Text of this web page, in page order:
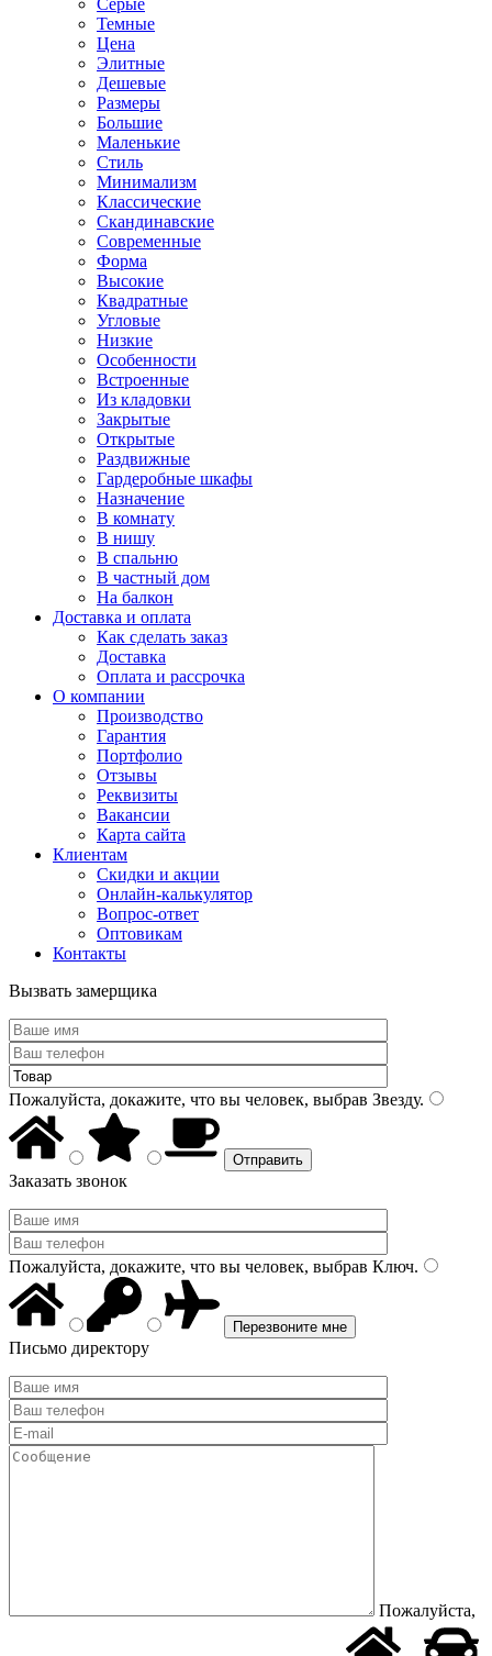
Серые
Темные
Цена
Элитные
Дешевые
Размеры
Большие
Маленькие
Стиль
Минимализм
Классические
Скандинавские
Современные
Форма
Высокие
Квадратные
Угловые
Низкие
Особенности
Встроенные
Из кладовки
Закрытые
Открытые
Раздвижные
Гардеробные шкафы
Назначение
В комнату
В нишу
В спальню
В частный дом
На балкон
Доставка и оплата
Как сделать заказ
Доставка
Оплата и рассрочка
О компании
Производство
Гарантия
Портфолио
Отзывы
Реквизиты
Вакансии
Карта сайта
Клиентам
Скидки и акции
Онлайн-калькулятор
Вопрос-ответ
Оптовикам
Контакты
Вызвать замерщика
Пожалуйста, докажите, что вы человек, выбрав Звезду.
Заказать звонок
Пожалуйста, докажите, что вы человек, выбрав Ключ.
Письмо директору
Пожалуйста,